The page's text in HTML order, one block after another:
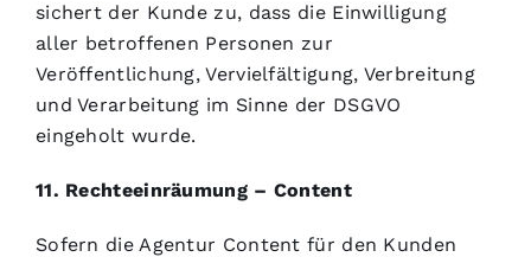
sichert der Kunde zu, dass die Einwilligung
aller betroffenen Personen zur
Veröffentlichung, Vervielfältigung, Verbreitung
und Verarbeitung im Sinne der DSGVO
eingeholt wurde.
11. Rechteeinräumung – Content
Sofern die Agentur Content für den Kunden